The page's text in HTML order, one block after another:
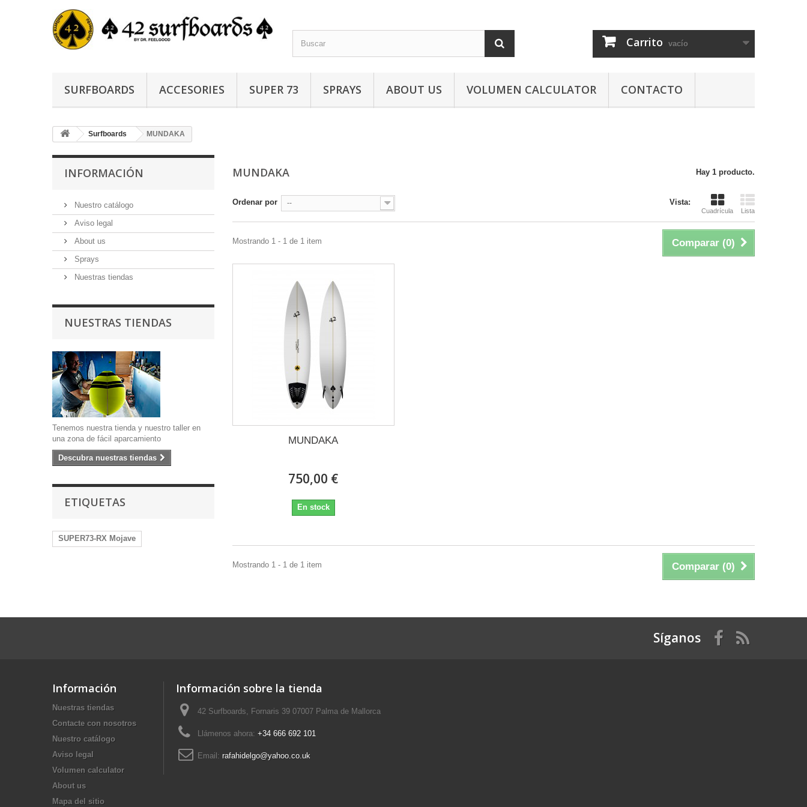
Carrito vacío
SURFBOARDS ACCESORIES SUPER 73 SPRAYS ABOUT US VOLUMEN CALCULATOR CONTACTO
Surfboards MUNDAKA
INFORMACIÓN
Nuestro catálogo
Aviso legal
About us
Sprays
Nuestras tiendas
NUESTRAS TIENDAS
Tenemos nuestra tienda y nuestro taller en
una zona de fácil aparcamiento
Descubra nuestras tiendas
ETIQUETAS
SUPER73-RX Mojave
MUNDAKA Hay 1 producto.
Vista:
Cuadrícula Lista
Ordenar por --
Comparar (0)
Mostrando 1 - 1 de 1 item
MUNDAKA
750,00 €
En stock
Comparar (0)
Mostrando 1 - 1 de 1 item
Síganos
Información
Nuestras tiendas
Contacte con nosotros
Nuestro catálogo
Aviso legal
Volumen calculator
About us
Mapa del sitio
Información sobre la tienda
42 Surfboards, Fornaris 39 07007 Palma de Mallorca
Llámenos ahora: +34 666 692 101
Email: rafahidelgo@yahoo.co.uk